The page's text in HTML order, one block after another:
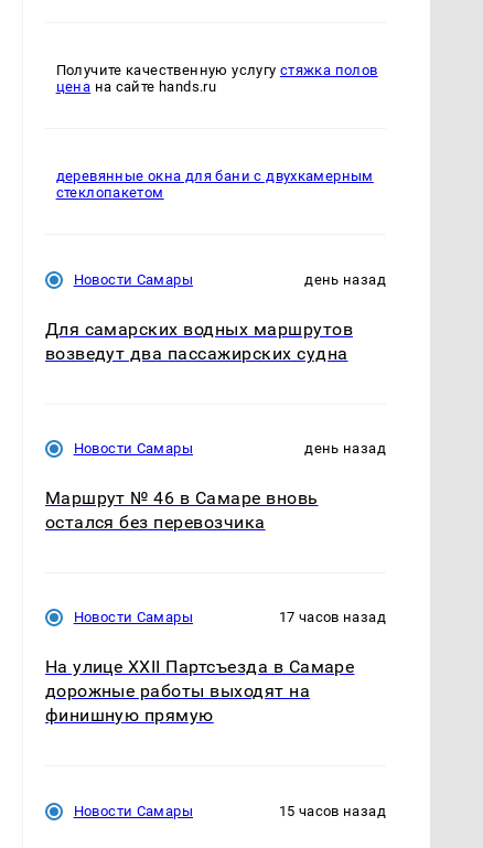
Получите качественную услугу стяжка полов
цена на сайте hands.ru
деревянные окна для бани с двухкамерным
стеклопакетом
Новости Самары день назад
Для самарских водных маршрутов
возведут два пассажирских судна
Новости Самары день назад
Маршрут № 46 в Самаре вновь
остался без перевозчика
Новости Самары 17 часов назад
На улице XXII Партсъезда в Самаре
дорожные работы выходят на
финишную прямую
Новости Самары 15 часов назад